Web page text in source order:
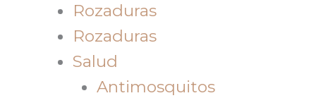
Rozaduras
Rozaduras
Salud
Antimosquitos